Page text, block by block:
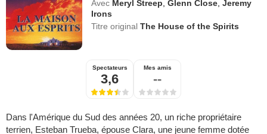
Avec Meryl Streep ,Glenn Close ,Jeremy
Irons
Titre originalThe House of the Spirits
Spectateurs
3,6
Mes amis
--
Dans l'Amérique du Sud des années 20, un riche propriétaire
terrien, Esteban Trueba, épouse Clara, une jeune femme dotée